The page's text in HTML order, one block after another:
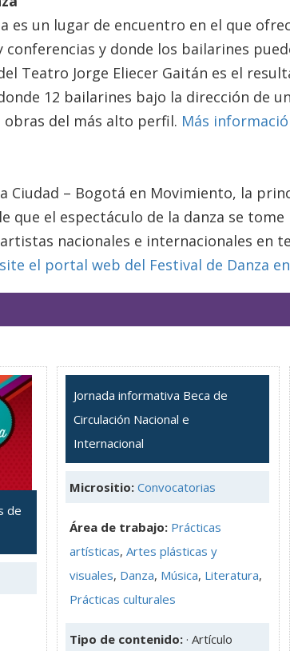
es un lugar de encuentro en el que
y donde los bailarines
Teatro Jorge Eliecer Gaitán es el
12 bailarines bajo la dirección de
del más alto perfil. Más
Ciudad – Bogotá en Movimiento, la
que el espectáculo de la danza se
nacionales e internacionales en
el portal web del Festival de Danza
de
Jornada informativa Beca de
Circulación Nacional e
Internacional
Micrositio: Convocatorias
Área de trabajo: Prácticas
artísticas, Artes plásticas y
visuales, Danza, Música, Literatura,
Prácticas culturales
Tipo de contenido: · Artículo